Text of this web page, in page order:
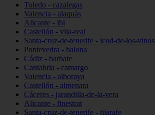
Toledo - cazalegas
Valencia - alaquàs
Alicante - ibi
Castellón - vila-real
Santa-cruz-de-tenerife - icod-de-los-vinos
Pontevedra - baiona
Cádiz - barbate
Cantabria - camargo
Valencia - alboraya
Castellón - almenara
Cáceres - jarandilla-de-la-vera
Alicante - finestrat
Santa-cruz-de-tenerife - tijarafe